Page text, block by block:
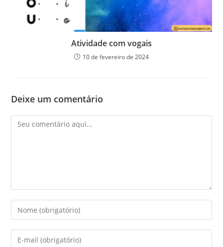
Atividade com vogais
10 de fevereiro de 2024
Deixe um comentário
Comentário
Digite
seu
nome
ou
Digite